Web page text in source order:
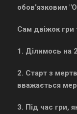
обов'язковим
Сам двіжок гри
1. Ділимось на
2. Старт з
вважається
3. Під час гри,